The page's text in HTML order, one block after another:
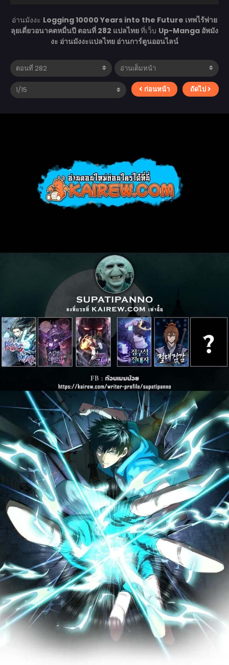
อ่านมังงะ Logging 10000 Years into the Future เทพไร้พ่าย
ลุยเดี่ยวอนาคตหมื่นปี ตอนที่ 282 แปลไทยที่เว็บ Up-Manga อัพมัง
งะ อ่านมังงะแปลไทย อ่านการ์ตูนออนไลน์
ก่อนหน้า ถัดไป